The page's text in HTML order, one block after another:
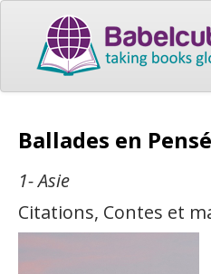
Ballades en
1- Asie
Citations, Contes et